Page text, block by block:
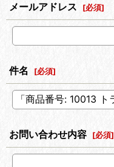
メールアドレス [必須]
件名 [必須]
お問い合わせ内容 [必須]